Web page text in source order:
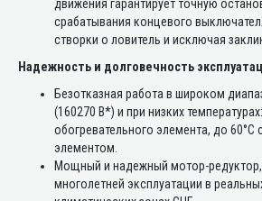
движения гарантирует точную
срабатывания концевого
створки о ловитель и исключая
Надежность и долговечность
Безотказная работа в широком
(160270 В*) и при низких
обогревательного элемента, до 60°С
элементом.
Мощный и надежный мотор-
многолетней эксплуатации в